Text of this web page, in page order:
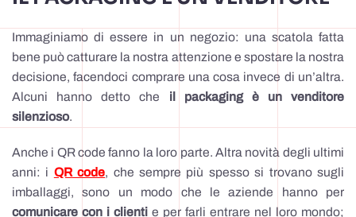
Immaginiamo di essere in un negozio: una scatola fatta
bene può catturare la nostra attenzione e spostare la nostra
decisione, facendoci comprare una cosa invece di un’altra.
Alcuni hanno detto che il packaging è un venditore
silenzioso.
Anche i QR code fanno la loro parte. Altra novità degli ultimi
anni: i QR code, che sempre più spesso si trovano sugli
imballaggi, sono un modo che le aziende hanno per
comunicare con i clienti e per farli entrare nel loro mondo;